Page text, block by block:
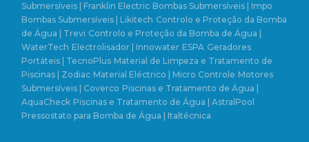
Submersíveis | Franklin Electric Bombas Submersíveis | Impo
Bombas Submersíveis | Likitech Controlo e Proteção da Bomba
de Água | Trevi Controlo e Proteção da Bomba de Água |
WaterTech Electrolisador | Innowater ESPA Geradores
Portáteis | TecnoPlus Material de Limpeza e Tratamento de
Piscinas | Zodiac Material Eléctrico | Micro Controle Motores
Submersíveis | Coverco Piscinas e Tratamento de Água |
AquaCheck Piscinas e Tratamento de Água | AstralPool
Pressostato para Bomba de Água | Italtécnica